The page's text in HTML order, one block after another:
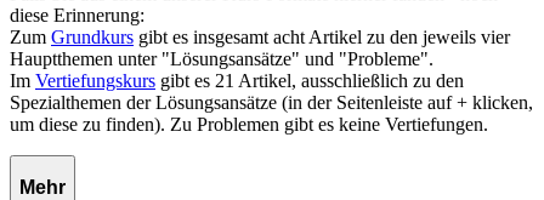
diese Erinnerung:
Zum Grundkurs gibt es insgesamt acht Artikel zu den jeweils vier
Hauptthemen unter "Lösungsansätze" und "Probleme".
Im Vertiefungskurs gibt es 21 Artikel, ausschließlich zu den
Spezialthemen der Lösungsansätze (in der Seitenleiste auf + klicken,
um diese zu finden). Zu Problemen gibt es keine Vertiefungen.
Mehr